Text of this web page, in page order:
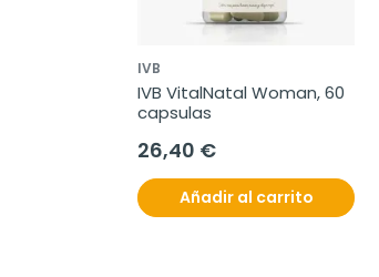
IVB
IVB VitalNatal Woman, 60
capsulas
26,40 €
Añadir al carrito